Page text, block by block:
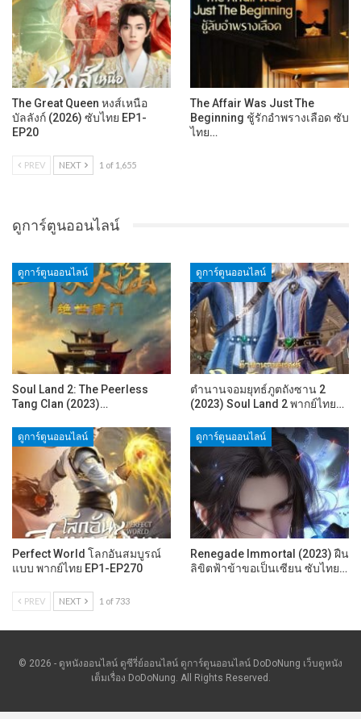
The Great Queen หงส์เหนือ
บัลลังก์ (2026) ซับไทย EP1-
EP20
The Affair Was Just The
Beginning ชู้รักอำพรางเลือด ซับ
ไทย…
PREV NEXT 1 of 1,655
ดูการ์ตูนออนไลน์
ดูการ์ตูนออนไลน์
Soul Land 2: The Peerless
Tang Clan (2023)…
ดูการ์ตูนออนไลน์
ตำนานจอมยุทธ์ภูตถังซาน 2
(2023) Soul Land 2 พากย์ไทย…
ดูการ์ตูนออนไลน์
Perfect World โลกอันสมบูรณ์
แบบ พากย์ไทย EP1-EP270
ดูการ์ตูนออนไลน์
Renegade Immortal (2023) ฝืน
ลิขิตฟ้าข้าขอเป็นเซียน ซับไทย…
PREV NEXT 1 of 733
© 2026 - ดูหนังออนไลน์ ดูซีรี่ย์ออนไลน์ ดูการ์ตูนออนไลน์ DoDoNung เว็บดูหนัง
เต็มเรื่อง DoDoNung. All Rights Reserved.